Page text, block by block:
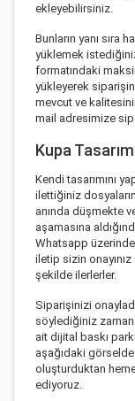
ekleyebilirsiniz.
Bunların yanı sıra
yüklemek
formatındaki
yükleyerek
mevcut ve
mail adresimize
Kupa
Kendi tasarımını
ilettiğiniz
anında düşmekte
aşamasına
Whatsapp
iletip sizin
şekilde ilerlerler.
Siparişinizi
söylediğiniz
ait dijital baskı
aşağıdaki görselde
oluşturduktan
ediyoruz.